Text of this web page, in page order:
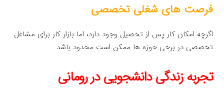
فرصت های شغلی تخصصی
اگرچه امکان کار پس از تحصیل وجود دارد، اما بازار کار برای مشاغل
تخصصی در برخی حوزه ها ممکن است محدود باشد.
تجربه زندگی دانشجویی در رومانی